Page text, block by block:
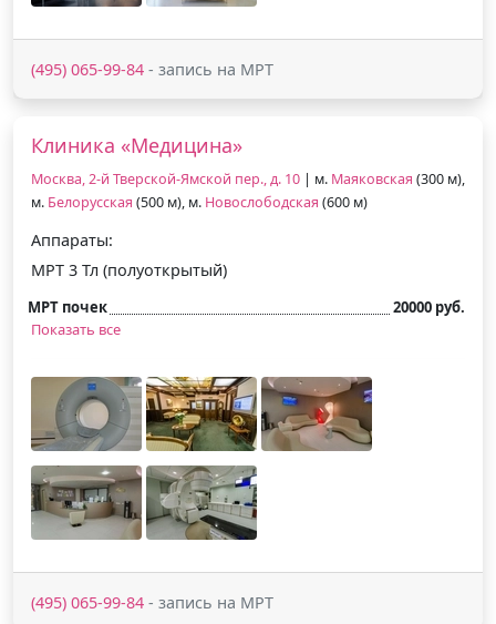
(495) 065-99-84 - запись на МРТ
Клиника «Медицина»
Москва, 2-й Тверской-Ямской пер., д. 10 | м. Маяковская (300 м),
м. Белорусская (500 м), м. Новослободская (600 м)
Аппараты:
МРТ 3 Тл (полуоткрытый)
МРТ почек
20000 руб.
Показать все
(495) 065-99-84 - запись на МРТ